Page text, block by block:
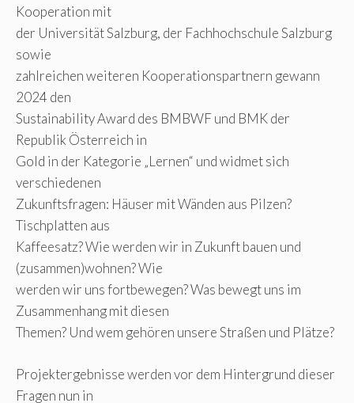
Kooperation mit
der Universität Salzburg, der Fachhochschule Salzburg
sowie
zahlreichen weiteren Kooperationspartnern gewann
2024 den
Sustainability Award des BMBWF und BMK der
Republik Österreich in
Gold in der Kategorie „Lernen“ und widmet sich
verschiedenen
Zukunftsfragen: Häuser mit Wänden aus Pilzen?
Tischplatten aus
Kaffeesatz? Wie werden wir in Zukunft bauen und
(zusammen)wohnen? Wie
werden wir uns fortbewegen? Was bewegt uns im
Zusammenhang mit diesen
Themen? Und wem gehören unsere Straßen und Plätze?
Projektergebnisse werden vor dem Hintergrund dieser
Fragen nun in